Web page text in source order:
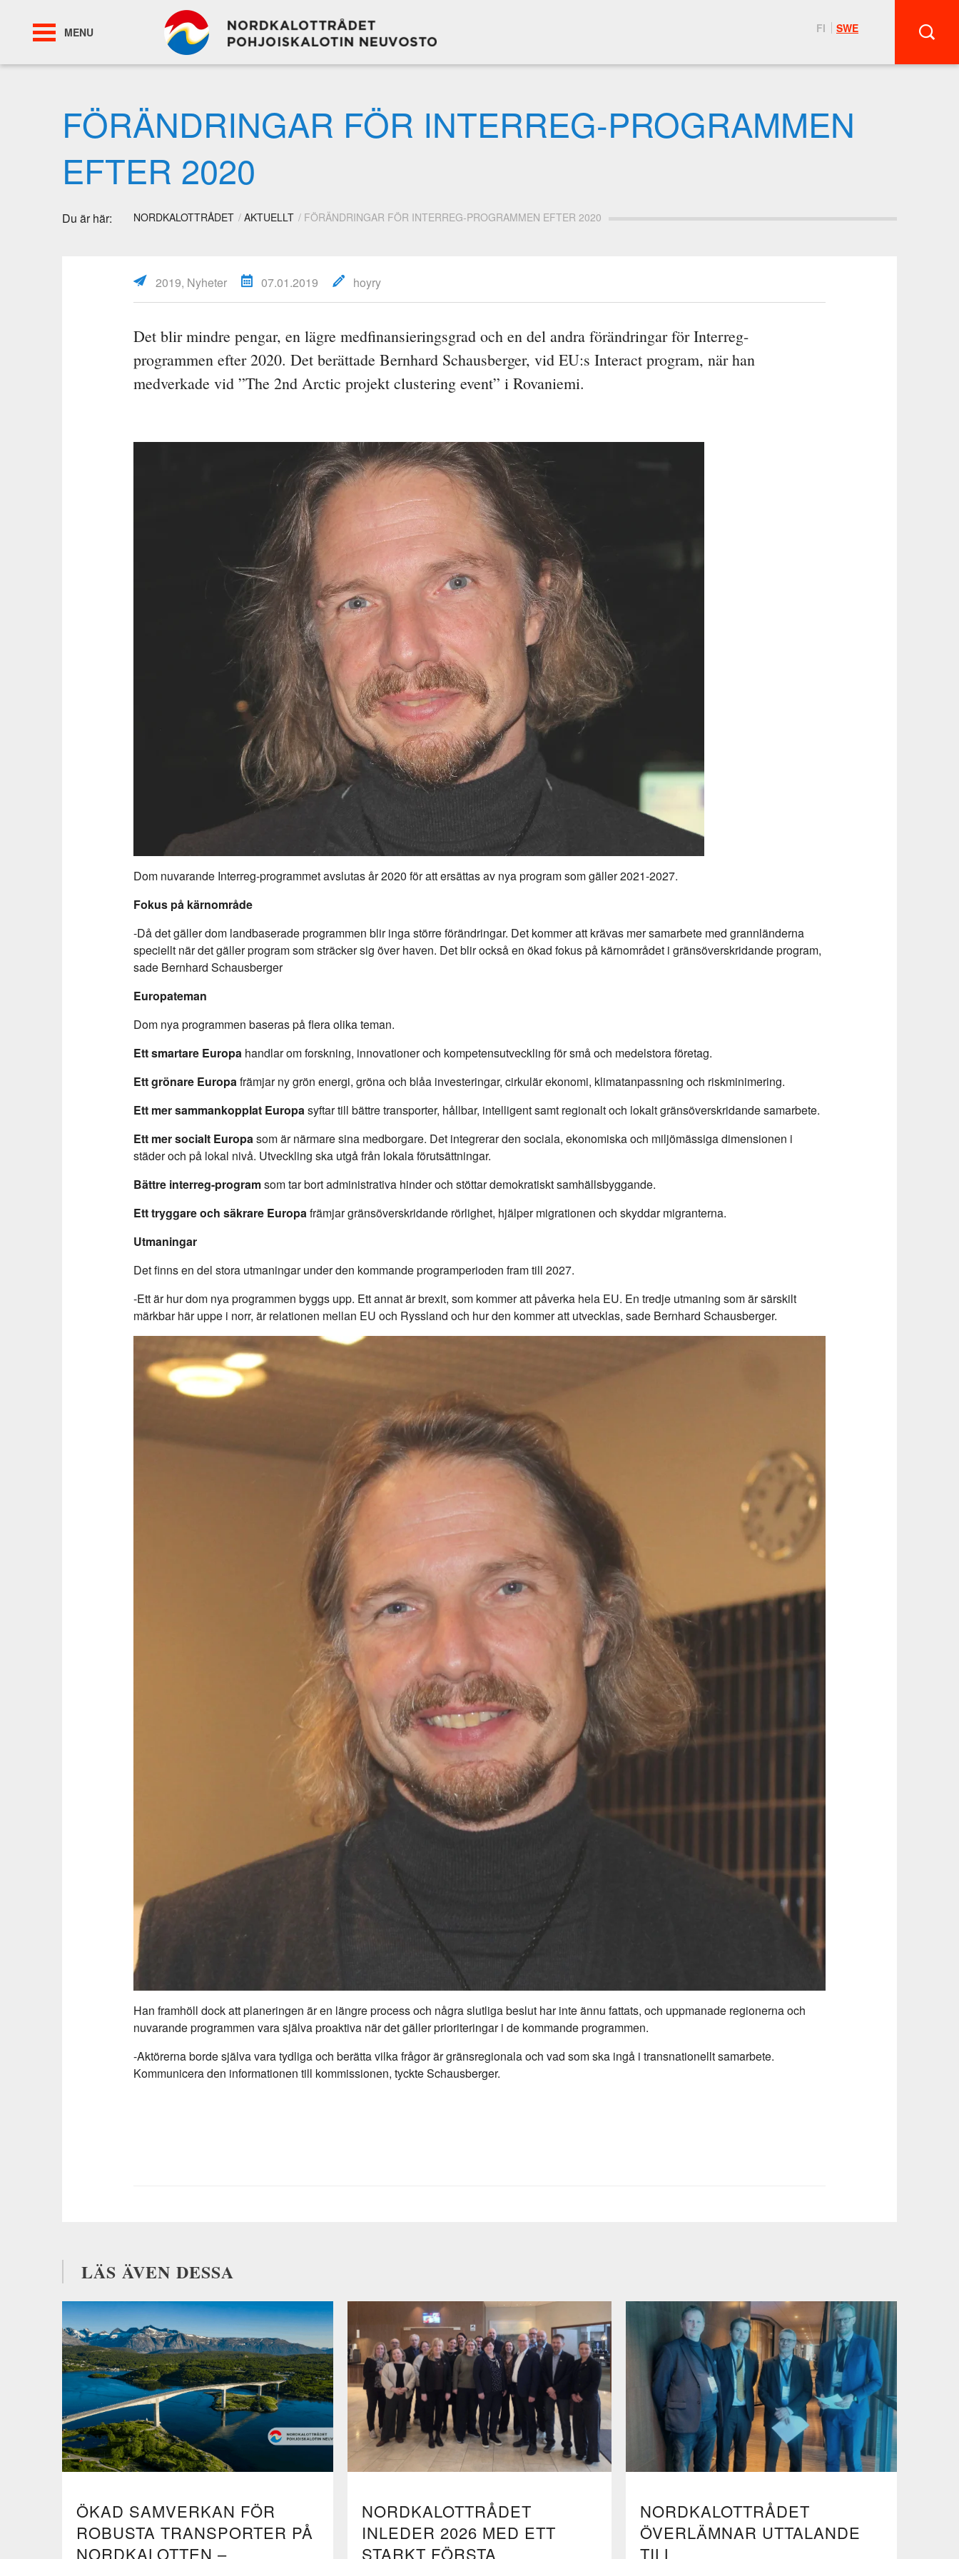
MENU FI SWE
FÖRÄNDRINGAR FÖR INTERREG-PROGRAMMEN
EFTER 2020
Du är här: NORDKALOTTRÅDET AKTUELLT FÖRÄNDRINGAR FÖR INTERREG-PROGRAMMEN EFTER 2020
2019, Nyheter 07.01.2019 hoyry
Det blir mindre pengar, en lägre medfinansieringsgrad och en del andra förändringar för Interreg-
programmen efter 2020. Det berättade Bernhard Schausberger, vid EU:s Interact program, när han
medverkade vid ”The 2nd Arctic projekt clustering event” i Rovaniemi.
Dom nuvarande Interreg-programmet avslutas år 2020 för att ersättas av nya program som gäller 2021-2027.
Fokus på kärnområde
-Då det gäller dom landbaserade programmen blir inga större förändringar. Det kommer att krävas mer samarbete med grannländerna
speciellt när det gäller program som sträcker sig över haven. Det blir också en ökad fokus på kärnområdet i gränsöverskridande program,
sade Bernhard Schausberger
Europateman
Dom nya programmen baseras på flera olika teman.
Ett smartare Europa handlar om forskning, innovationer och kompetensutveckling för små och medelstora företag.
Ett grönare Europafrämjar ny grön energi, gröna och blåa investeringar, cirkulär ekonomi, klimatanpassning och riskminimering.
Ett mer sammankopplat Europasyftar till bättre transporter, hållbar, intelligent samt regionalt och lokalt gränsöverskridande samarbete.
Ett mer socialt Europasom är närmare sina medborgare. Det integrerar den sociala, ekonomiska och miljömässiga dimensionen i
städer och på lokal nivå. Utveckling ska utgå från lokala förutsättningar.
Bättre interreg-programsom tar bort administrativa hinder och stöttar demokratiskt samhällsbyggande.
Ett tryggare och säkrare Europafrämjar gränsöverskridande rörlighet, hjälper migrationen och skyddar migranterna.
Utmaningar
Det finns en del stora utmaningar under den kommande programperioden fram till 2027.
-Ett är hur dom nya programmen byggs upp. Ett annat är brexit, som kommer att påverka hela EU. En tredje utmaning som är särskilt
märkbar här uppe i norr, är relationen mellan EU och Ryssland och hur den kommer att utvecklas, sade Bernhard Schausberger.
Han framhöll dock att planeringen är en längre process och några slutliga beslut har inte ännu fattats, och uppmanade regionerna och
nuvarande programmen vara själva proaktiva när det gäller prioriteringar i de kommande programmen.
-Aktörerna borde själva vara tydliga och berätta vilka frågor är gränsregionala och vad som ska ingå i transnationellt samarbete.
Kommunicera den informationen till kommissionen, tyckte Schausberger.
LÄS ÄVEN DESSA
ÖKAD SAMVERKAN FÖR
ROBUSTA TRANSPORTER PÅ
NORDKALOTTEN –
NORDKALOTTRÅDET
INLEDER 2026 MED ETT
STARKT FÖRSTA
NORDKALOTTRÅDET
ÖVERLÄMNAR UTTALANDE
TILL